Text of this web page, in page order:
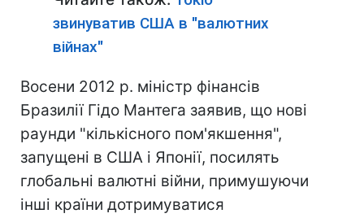
звинуватив США в "валютних
війнах"
Восени 2012 р. міністр фінансів
Бразилії Гідо Мантега заявив, що нові
раунди "кількісного пом'якшення",
запущені в США і Японії, посилять
глобальні валютні війни, примушуючи
інші країни дотримуватися